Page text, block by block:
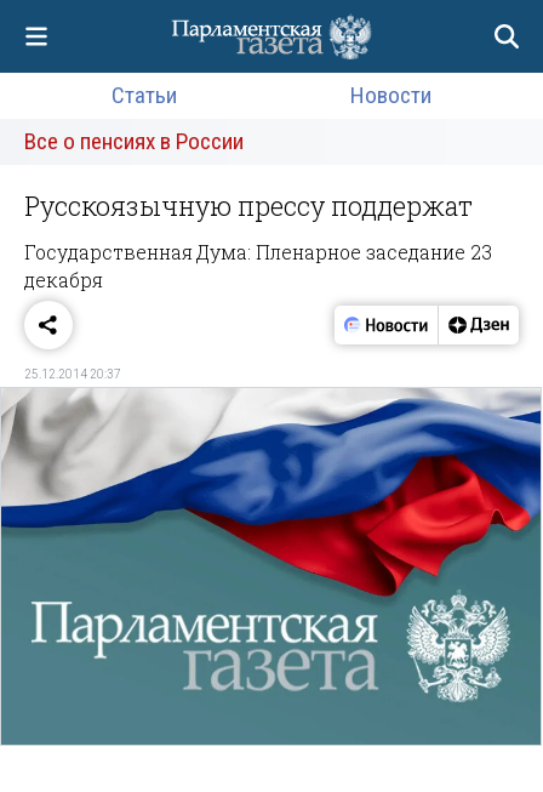
Статьи
Новости
Все о пенсиях в России
Русскоязычную прессу поддержат
Государственная Дума: Пленарное заседание 23
декабря
25.12.2014 20:37